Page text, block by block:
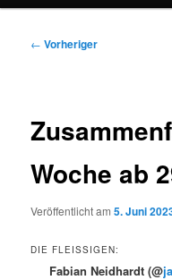
Beitragsnavigation
← Vorheriger
Woche ab
Veröffentlicht am5. Juni
DIE FLEISSIGEN:
Fabian Neidhardt(@